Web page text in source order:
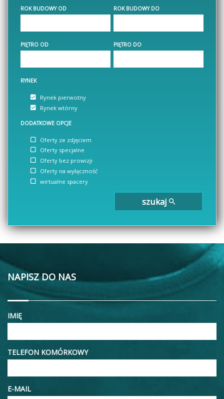
6 pokoi
6 pokoi
ROK BUDOWY OD ROK BUDOWY DO
PIĘTRO OD PIĘTRO DO
RYNEK
Rynek pierwotny
Rynek wtórny
DODATKOWE OPCJE
Oferty ze zdjęciem
Oferty specjalne
Oferty bez prowizji
Oferty na wyłączność
wirtualne spacery
szukaj
NAPISZ DO NAS
IMIĘ
TELEFON KOMÓRKOWY
E-MAIL